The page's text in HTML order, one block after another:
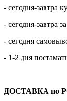
- сегодня-завтра
- сегодня-завтра
- сегодня
- 1-2 дня
ДОСТАВКА по